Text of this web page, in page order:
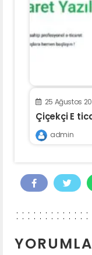
25 Ağustos
Çiçekçi E
admin